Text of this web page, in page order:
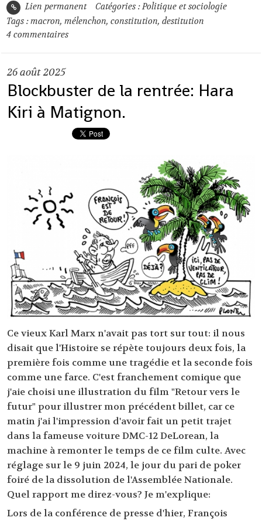
Lien permanent Catégories :Politique et sociologie
Tags :macron,mélenchon,constitution,destitution
4 commentaires
26août 2025
Blockbuster de la rentrée: Hara
Kiri à Matignon.
Ce vieux Karl Marx n'avait pas tort sur tout: il nous
disait que l'Histoire se répète toujours deux fois, la
première fois comme une tragédie et la seconde fois
comme une farce. C'est franchement comique que
j'aie choisi une illustration du film "Retour vers le
futur" pour illustrer mon précédent billet, car ce
matin j'ai l'impression d'avoir fait un petit trajet
dans la fameuse voiture DMC-12 DeLorean, la
machine à remonter le temps de ce film culte. Avec
réglage sur le 9 juin 2024, le jour du pari de poker
foiré de la dissolution de l'Assemblée Nationale.
Quel rapport me direz-vous? Je m'explique:
Lors de la conférence de presse d'hier, François